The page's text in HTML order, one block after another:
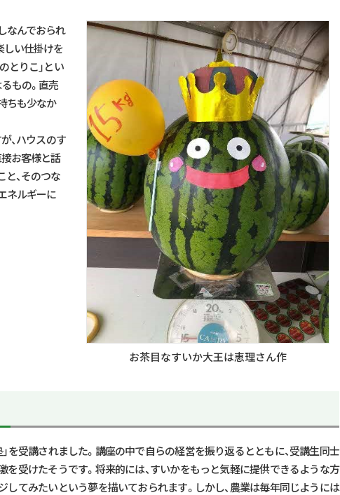
なんでおられ
しい仕掛けを
とりこ」とい
もの。直売
ちも少なか
、ハウスのす
接お客様と話
と、そのつな
ネルギーに
お茶目なすいか大王は恵理さん作
を受講されました。講座の中で自らの経営を振り返るとともに、受講生同士
を受けたそうです。将来的には、すいかをもっと気軽に提供できるような方
してみたいという夢を描いておられます。しかし、農業は毎年同じようには